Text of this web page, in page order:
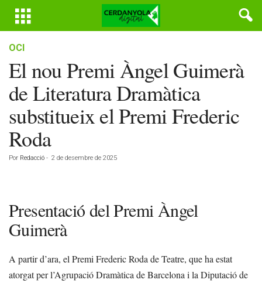
OCI
El nou Premi Àngel Guimerà
de Literatura Dramàtica
substitueix el Premi Frederic
Roda
Por Redacció - 2 de desembre de 2025
Presentació del Premi Àngel
Guimerà
A partir d’ara, el Premi Frederic Roda de Teatre, que ha estat
atorgat per l’Agrupació Dramàtica de Barcelona i la Diputació de